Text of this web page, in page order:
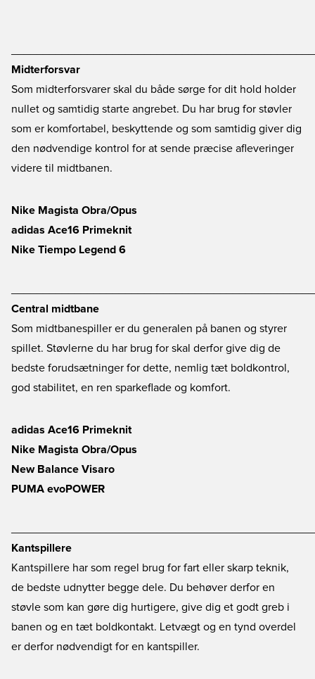
Midterforsvar
Som midterforsvarer skal du både sørge for dit hold holder
nullet og samtidig starte angrebet. Du har brug for støvler
som er komfortabel, beskyttende og som samtidig giver dig
den nødvendige kontrol for at sende præcise afleveringer
videre til midtbanen.
Nike Magista Obra/Opus
adidas Ace16 Primeknit
Nike Tiempo Legend 6
Central midtbane
Som midtbanespiller er du generalen på banen og styrer
spillet. Støvlerne du har brug for skal derfor give dig de
bedste forudsætninger for dette, nemlig tæt boldkontrol,
god stabilitet, en ren sparkeflade og komfort.
adidas Ace16 Primeknit
Nike Magista Obra/Opus
New Balance Visaro
PUMA evoPOWER
Kantspillere
Kantspillere har som regel brug for fart eller skarp teknik,
de bedste udnytter begge dele. Du behøver derfor en
støvle som kan gøre dig hurtigere, give dig et godt greb i
banen og en tæt boldkontakt. Letvægt og en tynd overdel
er derfor nødvendigt for en kantspiller.